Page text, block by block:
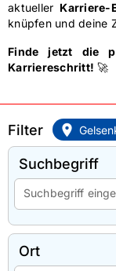
aktueller Karriere-
knüpfen und deine
Finde jetzt die
Karriereschritt! 🚀
Filter location_on
Suchbegriff
Suchbegriff
Ort